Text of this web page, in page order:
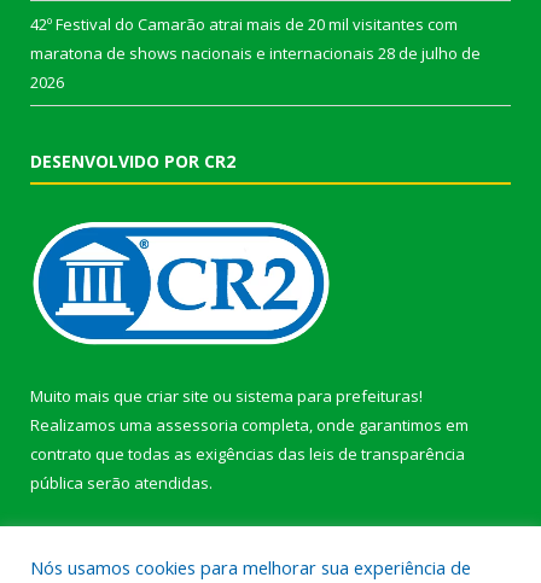
42º Festival do Camarão atrai mais de 20 mil visitantes com
maratona de shows nacionais e internacionais 28 de julho de
2026
DESENVOLVIDO POR CR2
Muito mais que criar site ou sistema para prefeituras!
Realizamos uma assessoria completa, onde garantimos em
contrato que todas as exigências das leis de transparência
pública serão atendidas.
Nós usamos cookies para melhorar sua experiência de